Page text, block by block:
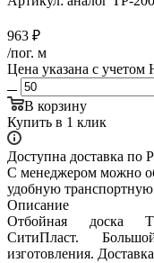
963 ₽
/пог. м
Цена указана с
В корзину
Купить в 1 клик
Доступна доставка по
С менеджером можно
удобную
Описание
Отбойная доска
СитиПласт.
изготовления.